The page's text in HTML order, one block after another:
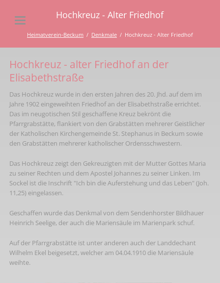
Hochkreuz - Alter Friedhof
Heimatverein-Beckum Denkmale Hochkreuz - Alter Friedhof
Hochkreuz - alter Friedhof an der
Elisabethstraße
Das Hochkreuz wurde in den ersten Jahren des 20. Jhd. auf dem im
Jahre 1902 eingeweihten Friedhof an der Elisabethstraße errichtet.
Das im neugotischen Stil geschaffene Kreuz bekrönt die
Pfarrgrabstätte, flankiert von den Grabstätten mehrerer Geistlicher
der Katholischen Kirchengemeinde St. Stephanus in Beckum sowie
den Grabstätten mehrerer katholischer Ordensschwestern.
Das Hochkreuz zeigt den Gekreuzigten mit der Mutter Gottes Maria
zu seiner Rechten und dem Apostel Johannes zu seiner Linken. Im
Sockel ist die Inschrift "Ich bin die Auferstehung und das Leben" (Joh.
11,25) eingelassen.
Geschaffen wurde das Denkmal von dem Sendenhorster Bildhauer
Heinrich Seelige, der auch die Mariensäule im Marienpark schuf.
Auf der Pfarrgrabstätte ist unter anderen auch der Landdechant
Wilhelm Ekel beigesetzt, welcher am 04.04.1910 die Mariensäule
weihte.